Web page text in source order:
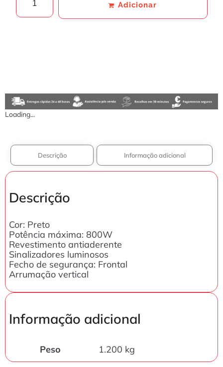
Adicionar
Loading...
Descrição Informação adicional
Descrição
Cor: Preto
Potência máxima: 800W
Revestimento antiaderente
Sinalizadores luminosos
Fecho de segurança: Frontal
Arrumação vertical
Informação adicional
Peso 1.200 kg